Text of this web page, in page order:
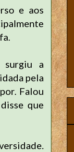
e aos
a
pela
Falou
que